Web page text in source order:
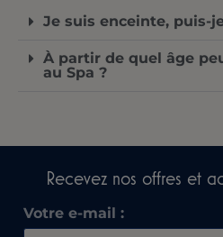
Je suis enceinte, puis-
À partir de quel âge
au Spa ?
Recevez nos offres et
Votre e-mail :